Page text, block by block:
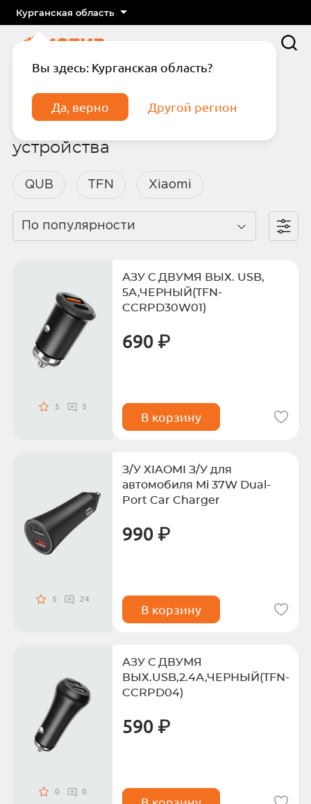
Курганская область
Вы здесь: Курганская область?
Да, верно Другой регион
Автомобильные зарядные устройства
Автомобильные зарядные
устройства
QUB TFN Xiaomi
По популярности
5 5
АЗУ С ДВУМЯ ВЫХ. USB,
5А,ЧЕРНЫЙ(TFN-
CCRPD30W01)
690 ₽
В корзину
5 24
З/У XIAOMI З/У для
автомобиля Mi 37W Dual-
Port Car Charger
990 ₽
В корзину
0 0
АЗУ С ДВУМЯ
ВЫХ.USB,2.4А,ЧЕРНЫЙ(TFN-
CCRPD04)
590 ₽
Подтвердите телефон
Введите код из СМС
Отправить код еще раз через